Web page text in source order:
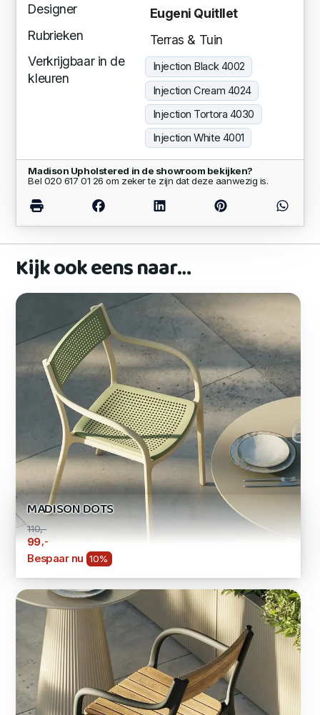
Designer
Eugeni Quitllet
Rubrieken
Terras & Tuin
Verkrijgbaar in de
kleuren
Injection Black 4002
Injection Cream 4024
Injection Tortora 4030
Injection White 4001
Madison Upholstered in de showroom bekijken?
Bel 020 617 01 26 om zeker te zijn dat deze aanwezig is.
Kijk ook eens naar…
MADISON DOTS
110,-
99 ,-
Bespaar nu 10%